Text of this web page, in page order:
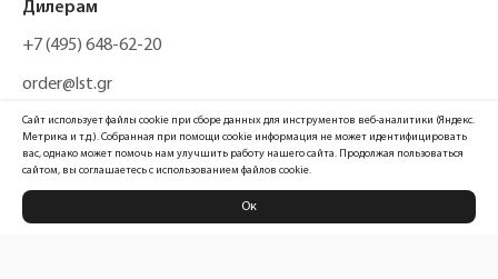
Дилерам
+7 (495) 648-62-20
order@lst.gr
Политика конфиденциальности
Сайт использует файлы cookie при сборе данных для инструментов веб-аналитики (Яндекс.
Метрика и т.д.). Собранная при помощи cookie информация не может идентифицировать
вас, однако может помочь нам улучшить работу нашего сайта. Продолжая пользоваться
сайтом, вы соглашаетесь с использованием файлов cookie.
Ок